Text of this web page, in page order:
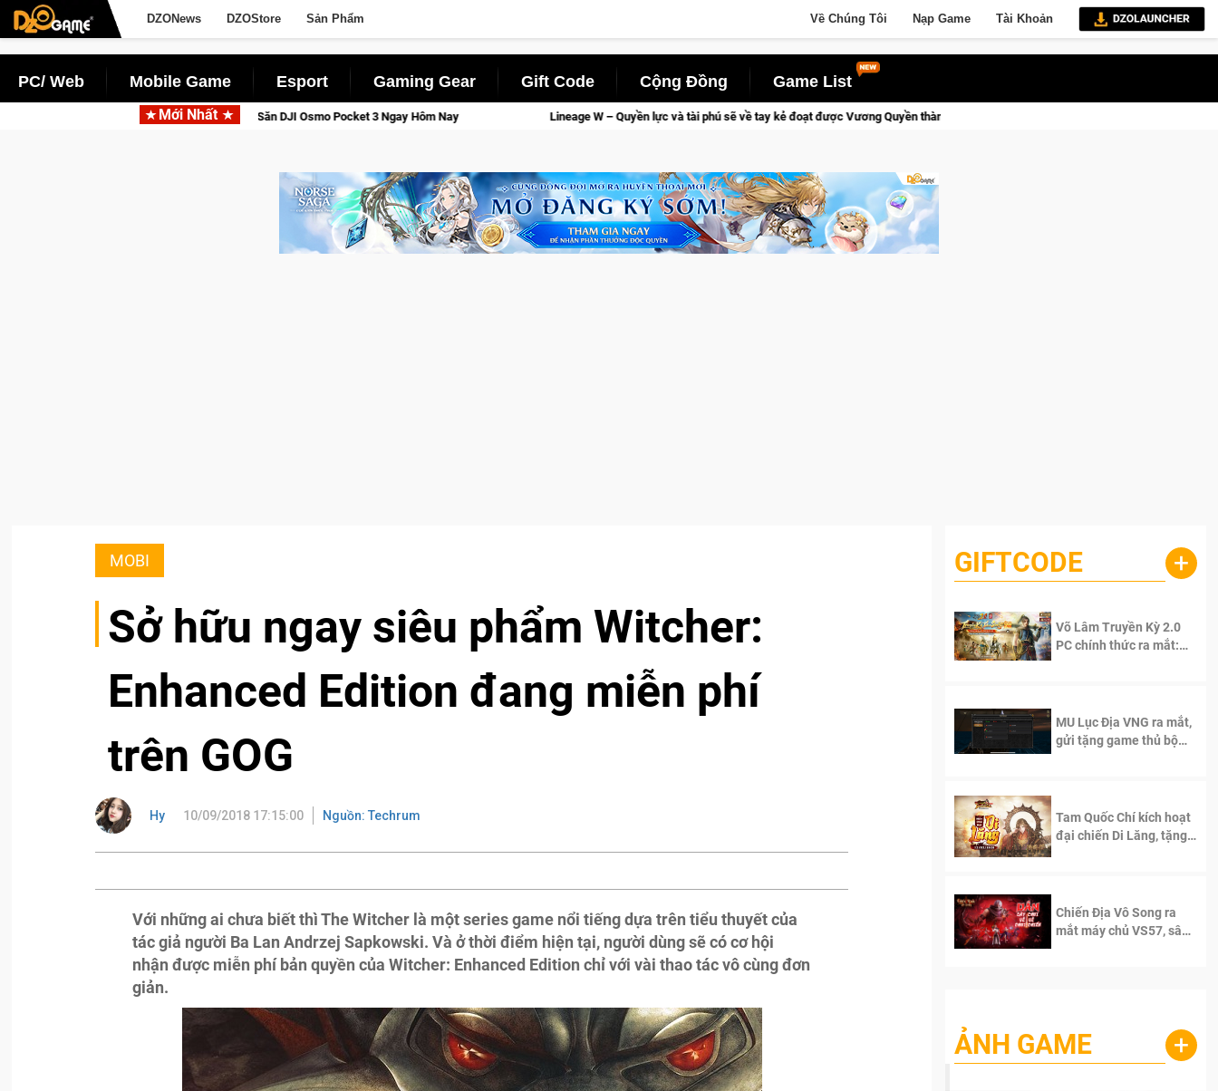
DZONews DZOStore Sản Phẩm Về Chúng Tôi Nạp Game Tài Khoản
PC/ Web Mobile Game Esport Gaming Gear Gift Code Cộng Đồng Game List
Mới Nhất
Tỉnh, Săn DJI Osmo Pocket 3 Ngay Hôm Nay Lineage W – Quyền lực và tài phú sẽ về tay kẻ đoạt được Vương Quyền thành Kent sắp tới! Medal Hunter: Game bắn súng PvP tọa độ đỉnh cao đưa
MOBI
Sở hữu ngay siêu phẩm Witcher:
Enhanced Edition đang miễn phí
trên GOG
Hy 10/09/2018 17:15:00 Nguồn: Techrum
Với những ai chưa biết thì The Witcher là một series game nổi tiếng dựa trên tiểu thuyết của
tác giả người Ba Lan Andrzej Sapkowski. Và ở thời điểm hiện tại, người dùng sẽ có cơ hội
nhận được miễn phí bản quyền của Witcher: Enhanced Edition chỉ với vài thao tác vô cùng đơn
giản.
GIFTCODE +
Võ Lâm Truyền Kỳ 2.0
PC chính thức ra mắt:
MU Lục Địa VNG ra mắt,
gửi tặng game thủ bộ
Tam Quốc Chí kích hoạt
đại chiến Di Lăng, tặng
Chiến Địa Vô Song ra
mắt máy chủ VS57, sân
ẢNH GAME +
Lala Croft vừa nóng vừa xinh dưới nét vẽ